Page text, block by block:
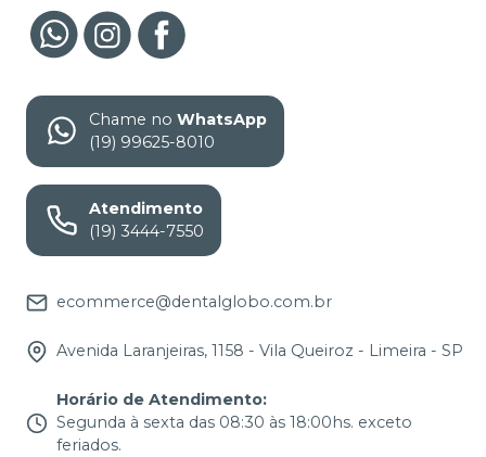
Chame no WhatsApp
(19) 99625-8010
Atendimento
(19) 3444-7550
ecommerce@dentalglobo.com.br
Avenida Laranjeiras, 1158 - Vila Queiroz - Limeira - SP
Horário de Atendimento:
Segunda à sexta das 08:30 às 18:00hs. exceto
feriados.